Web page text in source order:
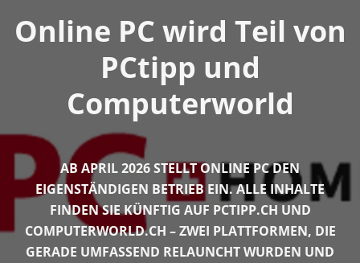
Online PC wird Teil von
PCtipp und
Computerworld
AB APRIL 2026 STELLT ONLINE PC DEN
EIGENSTÄNDIGEN BETRIEB EIN. ALLE INHALTE
FINDEN SIE KÜNFTIG AUF PCTIPP.CH UND
COMPUTERWORLD.CH – ZWEI PLATTFORMEN, DIE
GERADE UMFASSEND RELAUNCHT WURDEN UND